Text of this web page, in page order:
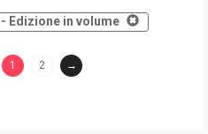
Edizione in volume
1
2 →